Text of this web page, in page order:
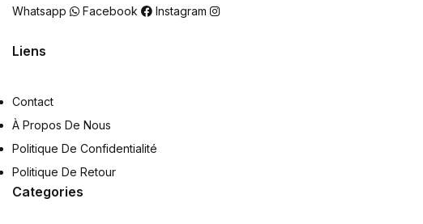
Whatsapp Facebook Instagram
Liens
Contact
À Propos De Nous
Politique De Confidentialité
Politique De Retour
Categories